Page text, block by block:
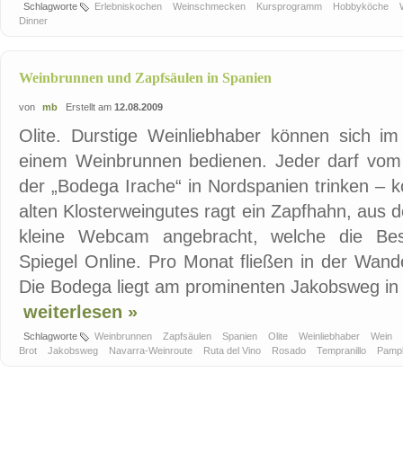
Schlagworte Erlebniskochen Weinschmecken Kursprogramm Hobbyköche
Dinner
Weinbrunnen und Zapfsäulen in Spanien
von mb Erstellt am 12.08.2009
Olite. Durstige Weinliebhaber können sich
einem Weinbrunnen bedienen. Jeder darf
der „Bodega Irache“ in Nordspanien trinken –
alten Klosterweingutes ragt ein Zapfhahn, aus
kleine Webcam angebracht, welche die
Spiegel Online. Pro Monat fließen in der
Die Bodega liegt am prominenten Jakobsweg
weiterlesen »
Schlagworte Weinbrunnen Zapfsäulen Spanien Olite Weinliebhaber
Wein
Brot
Jakobsweg Navarra-Weinroute Ruta del Vino Rosado Tempranillo